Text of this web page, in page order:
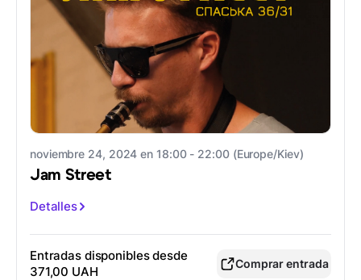
noviembre 24, 2024 en 18:00 - 22:00 (Europe/Kiev)
Jam Street
Detalles
Entradas disponibles desde
371,00 UAH
Comprar entrada